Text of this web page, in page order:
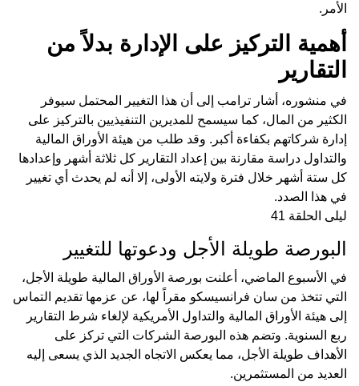
الأمر.
أهمية التركيز على الإدارة بدلاً من
التقارير
في منشوره، أشار ترامب إلى أن هذا التغيير المحتمل سيوفر
الكثير من المال، كما سيسمح للمديرين التنفيذيين بالتركيز على
إدارة شركاتهم بكفاءة أكبر. وقد طلب من هيئة الأوراق المالية
والتداول دراسة مقارنة بين إعداد التقارير كل ثلاثة أشهر وإعدادها
كل ستة أشهر خلال فترة ولايته الأولى، إلا أنه لم يحدث أي تغيير
في هذا الصدد.
ليلى الحلقة 41
البورصة طويلة الأجل ودعوتها للتغيير
في الأسبوع الماضي، أعلنت بورصة الأوراق المالية طويلة الأجل،
التي تتخذ من سان فرانسيسكو مقراً لها، عن عزمها تقديم التماس
إلى هيئة الأوراق المالية والتداول الأمريكية لإلغاء شرط التقارير
ربع السنوية. وتضم هذه البورصة الشركات التي تركز على
الأهداف طويلة الأجل، مما يعكس الاتجاه الجديد الذي يسعى إليه
العديد من المستثمرين.